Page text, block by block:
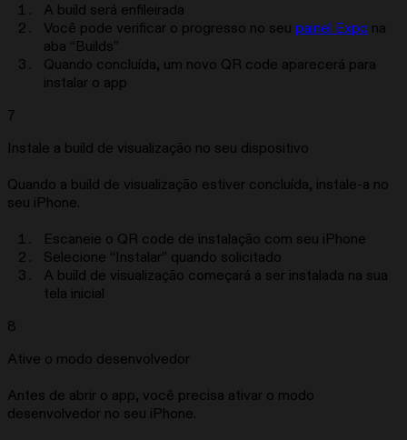
A build será enfileirada
Você pode verificar o progresso no seu painel Expo na
aba “Builds”
Quando concluída, um novo QR code aparecerá para
instalar o app
7
Instale a build de visualização no seu dispositivo
Quando a build de visualização estiver concluída, instale-a no
seu iPhone.
Escaneie o QR code de instalação com seu iPhone
Selecione “Instalar” quando solicitado
A build de visualização começará a ser instalada na sua
tela inicial
8
Ative o modo desenvolvedor
Antes de abrir o app, você precisa ativar o modo
desenvolvedor no seu iPhone.